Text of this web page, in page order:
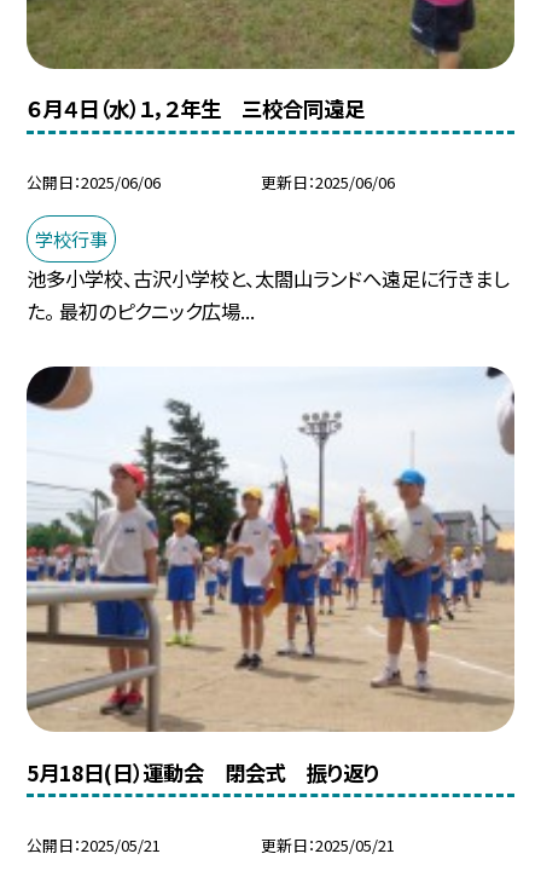
６月４日（水）１，２年生 三校合同遠足
公開日 2025/06/06 更新日 2025/06/06
学校行事
池多小学校、古沢小学校と、太閤山ランドへ遠足に行きまし
た。 最初のピクニック広場...
5月18日(日）運動会 閉会式 振り返り
公開日 2025/05/21 更新日 2025/05/21